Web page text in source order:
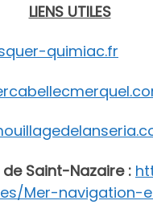
LIENS UTILES
quimiac.fr
Saint-Nazaire :
Mer-navigation-